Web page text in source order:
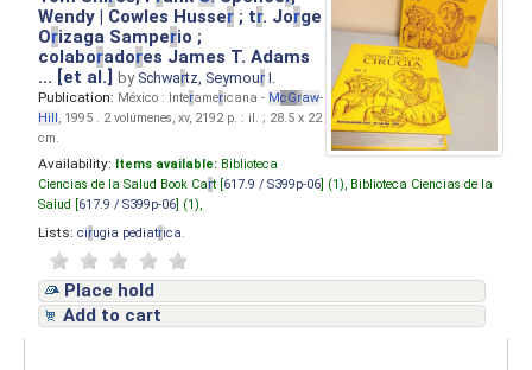
Wendy | Cowles Husser ; tr. Jorge
Orizaga Samperio ;
colaboradores James T. Adams
... [et al.]by Schwartz, Seymour I.
Publication: México : Interamericana - McGraw-
Hill, 1995 . 2 volúmenes, xv, 2192 p. : il. ; 28.5 x 22
cm.
Availability: Items available: Biblioteca
Ciencias de la Salud Book Cart [ 617.9 / S399p-06 ] (1), Biblioteca Ciencias de la
Salud [ 617.9 / S399p-06 ] (1),
Lists: cirugia pediatrica
Place hold
Add to cart